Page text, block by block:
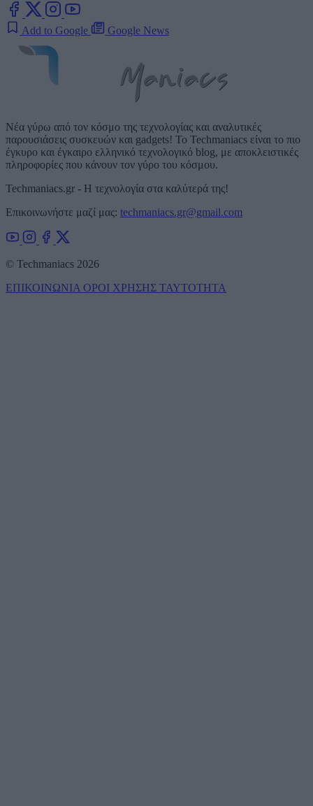
Add to Google Google News
Νέα γύρω από τον κόσμο της τεχνολογίας και αναλυτικές
παρουσιάσεις συσκευών και gadgets! Το Techmaniacs είναι το πιο
έγκυρο και έγκαιρο ελληνικό τεχνολογικό blog, με αποκλειστικές
πληροφορίες που κάνουν τον γύρο του κόσμου.
Techmaniacs.gr - Η τεχνολογία στα καλύτερά της!
Επικοινωνήστε μαζί μας: techmaniacs.gr@gmail.com
© Techmaniacs 2026
ΕΠΙΚΟΙΝΩΝΙΑ ΟΡΟΙ ΧΡΗΣΗΣ ΤΑΥΤΟΤΗΤΑ